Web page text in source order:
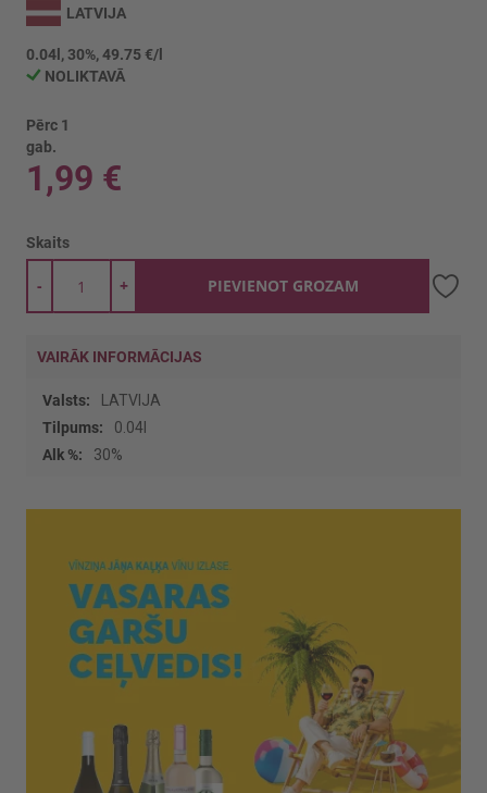
uz
galerijas
sākumu
LATVIJA
0.04l, 30%, 49.75 €/l
NOLIKTAVĀ
Pērc 1
gab.
1,99 €
Skaits
+
- PIEVIENOT GROZAM
VAIRĀK INFORMĀCIJAS
Vairāk
informācijas
LATVIJA
0.04l
30%